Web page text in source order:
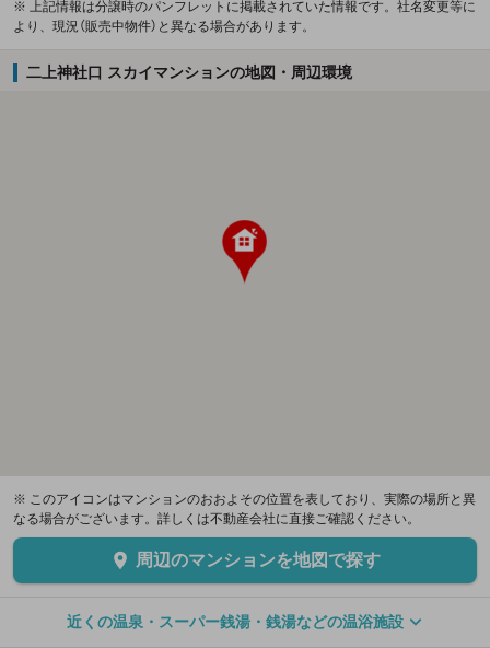
※ 上記情報は分譲時のパンフレットに掲載されていた情報です。社名変更等に
より、現況（販売中物件）と異なる場合があります。
二上神社口 スカイマンションの地図・周辺環境
※ このアイコンはマンションのおおよその位置を表しており、実際の場所と異
なる場合がございます。詳しくは不動産会社に直接ご確認ください。
周辺のマンションを地図で探す
近くの温泉・スーパー銭湯・銭湯などの温浴施設